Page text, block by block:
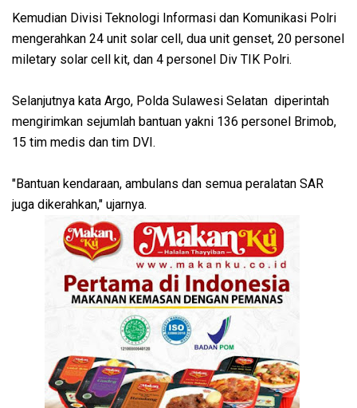
Kemudian Divisi Teknologi Informasi dan Komunikasi Polri
mengerahkan 24 unit solar cell, dua unit genset, 20 personel
miletary solar cell kit, dan 4 personel Div TIK Polri.
Selanjutnya kata Argo, Polda Sulawesi Selatan diperintah
mengirimkan sejumlah bantuan yakni 136 personel Brimob,
15 tim medis dan tim DVI.
"Bantuan kendaraan, ambulans dan semua peralatan SAR
juga dikerahkan," ujarnya.